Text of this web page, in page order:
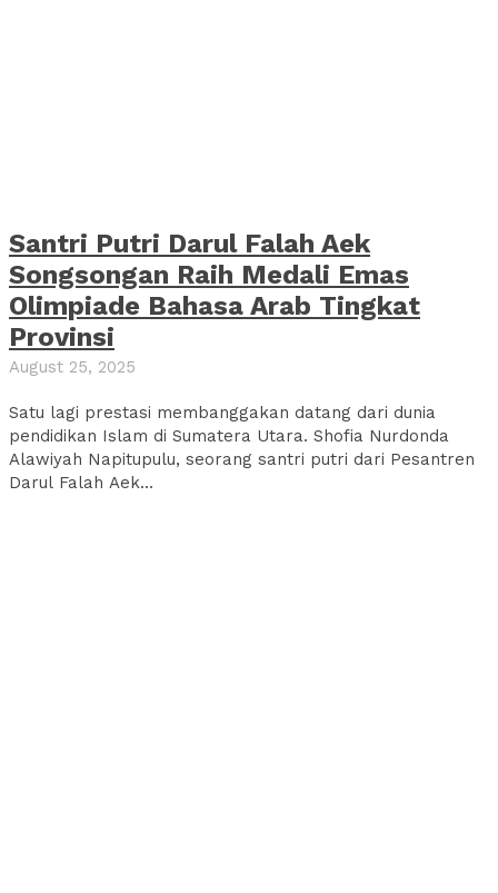
Santri Putri Darul Falah Aek
Songsongan Raih Medali Emas
Olimpiade Bahasa Arab Tingkat
Provinsi
August 25, 2025
Satu lagi prestasi membanggakan datang dari dunia
pendidikan Islam di Sumatera Utara. Shofia Nurdonda
Alawiyah Napitupulu, seorang santri putri dari Pesantren
Darul Falah Aek...